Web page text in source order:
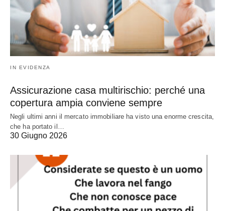
IN EVIDENZA
Assicurazione casa multirischio: perché una
copertura ampia conviene sempre
Negli ultimi anni il mercato immobiliare ha visto una enorme crescita,
che ha portato il…
30 Giugno 2026